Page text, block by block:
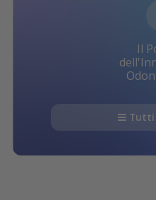
Il
Tutti